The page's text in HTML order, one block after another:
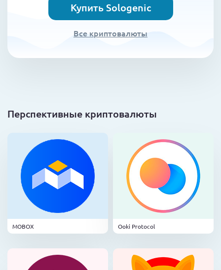
Купить Sologenic
Все криптовалюты
Перспективные криптовалюты
MOBOX Ooki Protocol